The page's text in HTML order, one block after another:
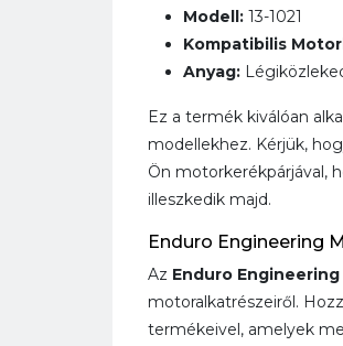
Modell: 13-1021
Kompatibilis
Anyag:
Ez a termék kiválóan
modellekhez. Kérjük,
Ön motorkerékpárjával,
illeszkedik majd.
Enduro Engineering
Az Enduro Engineering
motoralkatrészeiről.
termékeivel, amelyek